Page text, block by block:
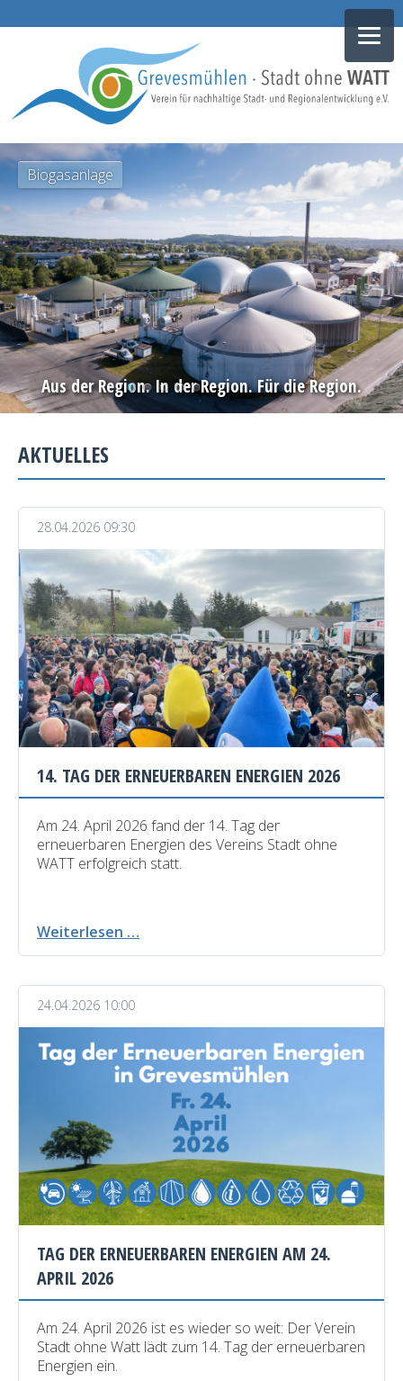
NAVIGATION
ÜBERSPRINGEN
Aus der Region. In der Region. Für die Region.
Biogasanlage
AKTUELLES
28.04.2026 09:30
14. TAG DER ERNEUERBAREN ENERGIEN 2026
Am 24. April 2026 fand der 14. Tag der
erneuerbaren Energien des Vereins Stadt ohne
WATT erfolgreich statt.
Weiterlesen …
erneuerbaren
2026
24.04.2026 10:00
TAG DER ERNEUERBAREN ENERGIEN AM 24.
APRIL 2026
Am 24. April 2026 ist es wieder so weit: Der Verein
Stadt ohne Watt lädt zum 14. Tag der erneuerbaren
Energien ein.